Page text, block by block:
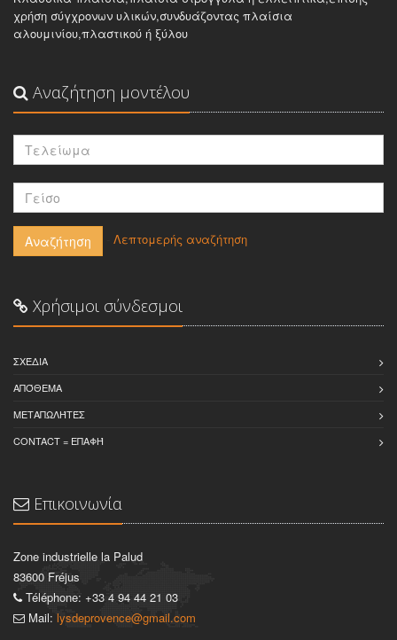
χρήση σύγχρονων υλικών,συνδυάζοντας πλαίσια
αλουμινίου,πλαστικού ή ξύλου
Αναζήτηση μοντέλου
Αναζήτηση Λεπτομερής αναζήτηση
Χρήσιμοι σύνδεσμοι
ΣΧΈΔΙΑ
ΑΠΌΘΕΜΑ
ΜΕΤΑΠΩΛΉΤΈΣ
CONTACT = ΕΠΑΦΉ
Επικοινωνία
Zone industrielle la Palud
83600 Fréjus
Téléphone: +33 4 94 44 21 03
Mail: lysdeprovence@gmail.com